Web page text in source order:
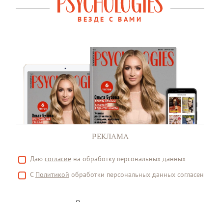
ВЕЗДЕ С ВАМИ
РЕКЛАМА
Даю согласие на обработку персональных данных
С Политикой обработки персональных данных согласен